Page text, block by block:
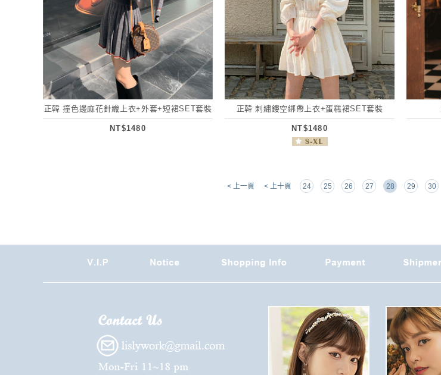
正韓 撞色邊麻花針織上衣+外套+短裙SET套裝
NT$1480
正韓 刺繡鏤空綁帶上衣+蛋糕裙SET套裝
NT$1480
< 上一頁 < 上十頁 24 25 26 27 28 29 30